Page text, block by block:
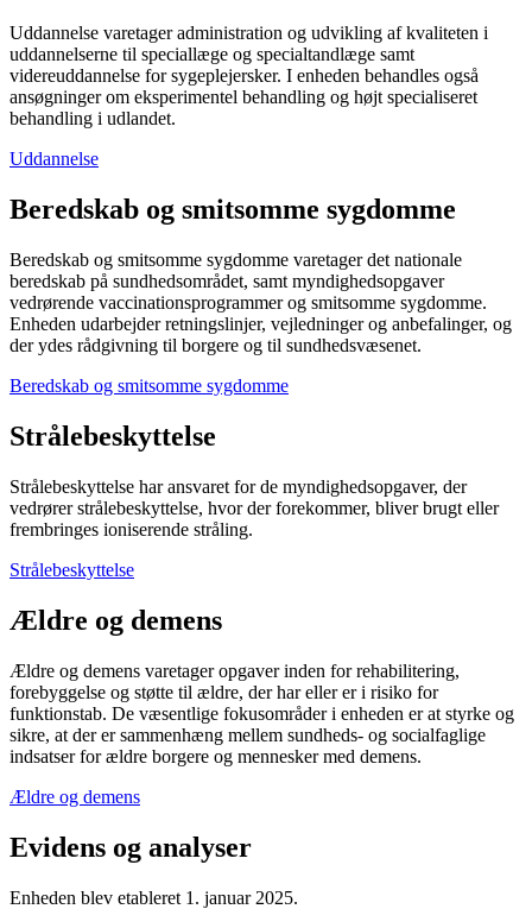
Uddannelse varetager administration og udvikling af kvaliteten i
uddannelserne til speciallæge og specialtandlæge samt
videreuddannelse for sygeplejersker. I enheden behandles også
ansøgninger om eksperimentel behandling og højt specialiseret
behandling i udlandet.
Uddannelse
Beredskab og smitsomme sygdomme
Beredskab og smitsomme sygdomme varetager det nationale
beredskab på sundhedsområdet, samt myndighedsopgaver
vedrørende vaccinationsprogrammer og smitsomme sygdomme.
Enheden udarbejder retningslinjer, vejledninger og anbefalinger, og
der ydes rådgivning til borgere og til sundhedsvæsenet.
Beredskab og smitsomme sygdomme
Strålebeskyttelse
Strålebeskyttelse har ansvaret for de myndighedsopgaver, der
vedrører strålebeskyttelse, hvor der forekommer, bliver brugt eller
frembringes ioniserende stråling.
Strålebeskyttelse
Ældre og demens
Ældre og demens varetager opgaver inden for rehabilitering,
forebyggelse og støtte til ældre, der har eller er i risiko for
funktionstab. De væsentlige fokusområder i enheden er at styrke og
sikre, at der er sammenhæng mellem sundheds- og socialfaglige
indsatser for ældre borgere og mennesker med demens.
Ældre og demens
Evidens og analyser
Enheden blev etableret 1. januar 2025.